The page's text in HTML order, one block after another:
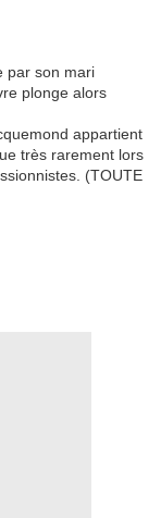
par son mari
plonge alors
appartient
très rarement lors
(TOUTE